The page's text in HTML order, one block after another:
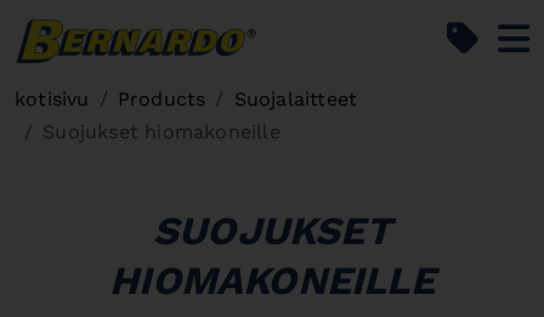
kotisivu Products
Suojalaitteet
Suojukset hiomakoneille
SUOJUKSET
HIOMAKONEILLE